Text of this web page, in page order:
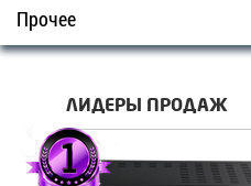
Прочее
ЛИДЕРЫ ПРОДАЖ